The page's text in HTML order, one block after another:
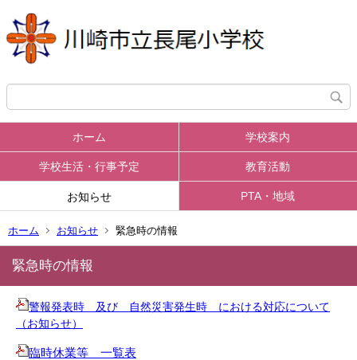
ホーム 学校案内
学校生活・行事予定 教育活動
お知らせ PTA・地域
ホーム お知らせ 緊急時の情報
緊急時の情報
警報発表時 及び 自然災害発生時 における対応について
（お知らせ）
臨時休業等 一覧表